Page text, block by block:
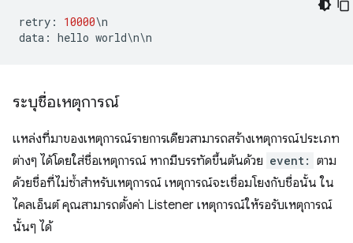
retry : 10000\n
data : hello world\n\n
ระบุชื่อเหตุการณ์
แหล่งที่มาของเหตุการณ์รายการเดียวสามารถสร้างเหตุการณ์ประเภท
ต่างๆ ได้โดยใส่ชื่อเหตุการณ์ หากมีบรรทัดขึ้นต้นด้วย event: ตาม
ด้วยชื่อที่ไม่ซ้ำสําหรับเหตุการณ์ เหตุการณ์จะเชื่อมโยงกับชื่อนั้น ใน
ไคลเอ็นต์ คุณสามารถตั้งค่า Listener เหตุการณ์ให้รอรับเหตุการณ์
นั้นๆ ได้